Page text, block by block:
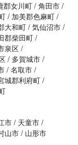
郡女川町 角田市
加美郡色麻町
大和町 気仙沼市
郡柴田町
泉区
多賀城市
名取市
城郡利府町
市
天童市
山市
山形市